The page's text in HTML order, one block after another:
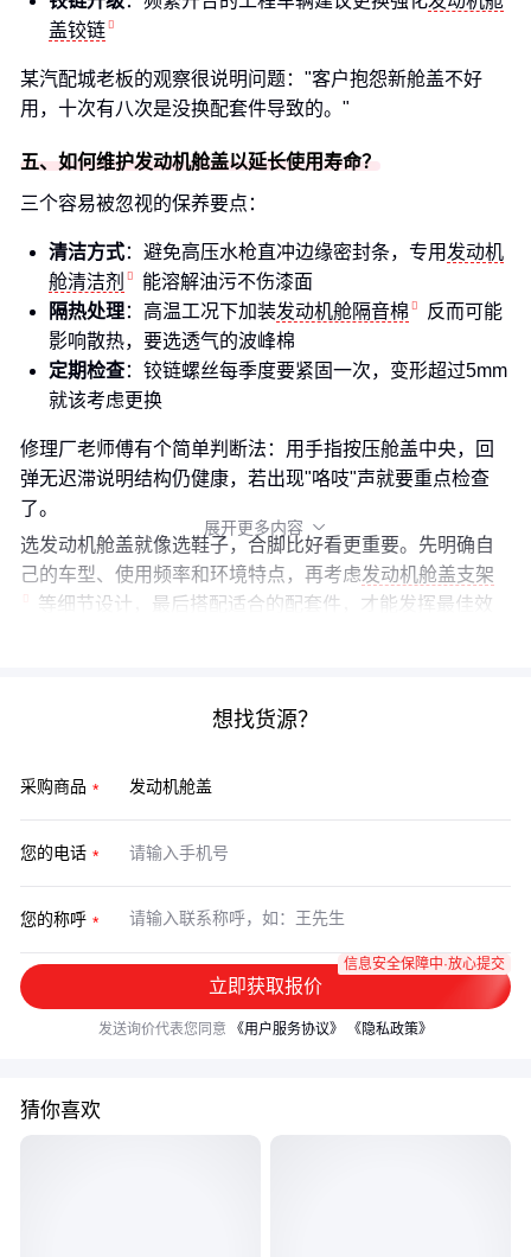
盖铰链
某汽配城老板的观察很说明问题："客户抱怨新舱盖不好
用，十次有八次是没换配套件导致的。"
五、如何维护发动机舱盖以延长使用寿命？
三个容易被忽视的保养要点：
清洁方式：避免高压水枪直冲边缘密封条，专用 发动机
舱清洁剂
能溶解油污不伤漆面
隔热处理：高温工况下加装发动机舱隔音棉
反而可能
影响散热，要选透气的波峰棉
定期检查：铰链螺丝每季度要紧固一次，变形超过5mm
就该考虑更换
修理厂老师傅有个简单判断法：用手指按压舱盖中央，回
弹无迟滞说明结构仍健康，若出现"咯吱"声就要重点检查
了。
选发动机舱盖就像选鞋子，合脚比好看更重要。先明确自
己的车型、使用频率和环境特点，再考虑发动机舱盖支架
等细节设计，最后搭配适合的配套件，才能发挥最佳效
展开更多内容 
想找货源？
采购商品
您的电话
您的称呼
立即获取报价
信息安全保障中·放心提交
发送询价代表您同意 《用户服务协议》 《隐私政策》
猜你喜欢